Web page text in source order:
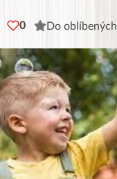
0 Do oblíbených